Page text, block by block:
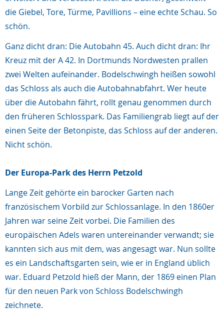
die Giebel, Tore, Türme, Pavillions – eine echte Schau. So
schön.
Ganz dicht dran: Die Autobahn 45. Auch dicht dran: Ihr
Kreuz mit der A 42. In Dortmunds Nordwesten prallen
zwei Welten aufeinander. Bodelschwingh heißen sowohl
das Schloss als auch die Autobahnabfahrt. Wer heute
über die Autobahn fährt, rollt genau genommen durch
den früheren Schlosspark. Das Familiengrab liegt auf der
einen Seite der Betonpiste, das Schloss auf der anderen.
Nicht schön.
Der Europa-Park des Herrn Petzold
Lange Zeit gehörte ein barocker Garten nach
französischem Vorbild zur Schlossanlage. In den 1860er
Jahren war seine Zeit vorbei. Die Familien des
europäischen Adels waren untereinander verwandt; sie
kannten sich aus mit dem, was angesagt war. Nun sollte
es ein Landschaftsgarten sein, wie er in England üblich
war. Eduard Petzold hieß der Mann, der 1869 einen Plan
für den neuen Park von Schloss Bodelschwingh
zeichnete.